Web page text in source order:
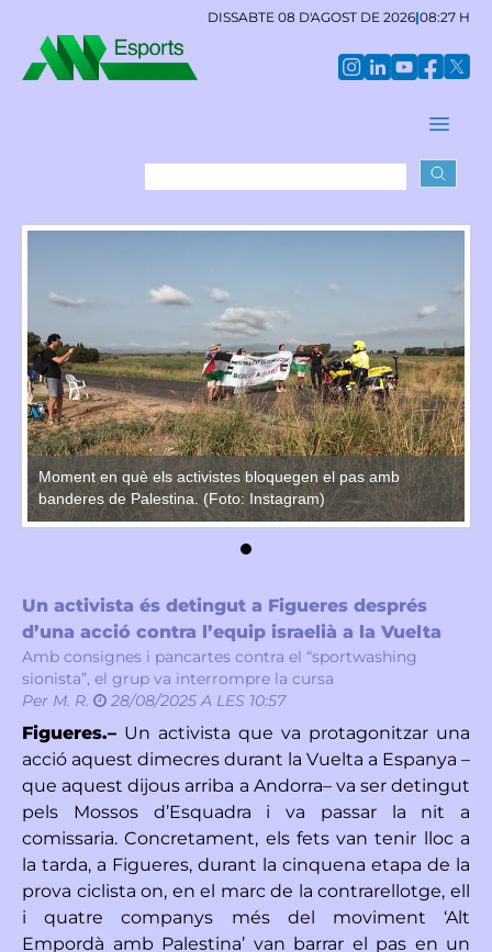
DISSABTE 08 D'AGOST DE 2026|08:27 H
Moment en què els activistes bloquegen el pas amb
banderes de Palestina. (Foto: Instagram)
Un activista és detingut a Figueres després
d’una acció contra l’equip israelià a la Vuelta
Amb consignes i pancartes contra el “sportwashing
sionista”, el grup va interrompre la cursa
Per M. R. 28/08/2025 A LES 10:57
Figueres.– Un activista que va protagonitzar una
acció aquest dimecres durant la Vuelta a Espanya –
que aquest dijous arriba a Andorra– va ser detingut
pels Mossos d’Esquadra i va passar la nit a
comissaria. Concretament, els fets van tenir lloc a
la tarda, a Figueres, durant la cinquena etapa de la
prova ciclista on, en el marc de la contrarellotge, ell
i quatre companys més del moviment ‘Alt
Empordà amb Palestina’ van barrar el pas en un